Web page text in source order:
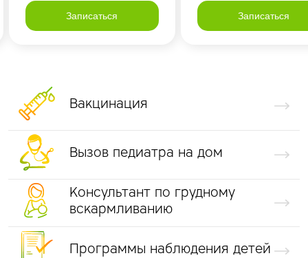
Записаться Записаться
Вакцинация
Вызов педиатра на дом
Консультант по грудному
вскармливанию
Программы наблюдения детей